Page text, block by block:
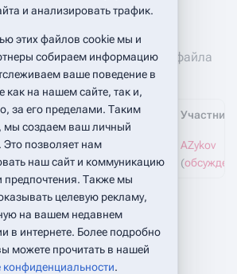
чтобы увидеть версию файла
Размеры Участник
декабря 2025
AZykov
(
этот файл.
файла
и анализировать трафик.
этих файлов cookie мы и
собираем информацию
ваше поведение в
как на нашем сайте, так и,
за его пределами. Таким
мы создаем ваш личный
Это позволяет нам
наш сайт и коммуникацию
предпочтения. Также мы
целевую рекламу,
на вашем недавнем
в интернете. Более подробно
можете прочитать в нашей
конфиденциальности.